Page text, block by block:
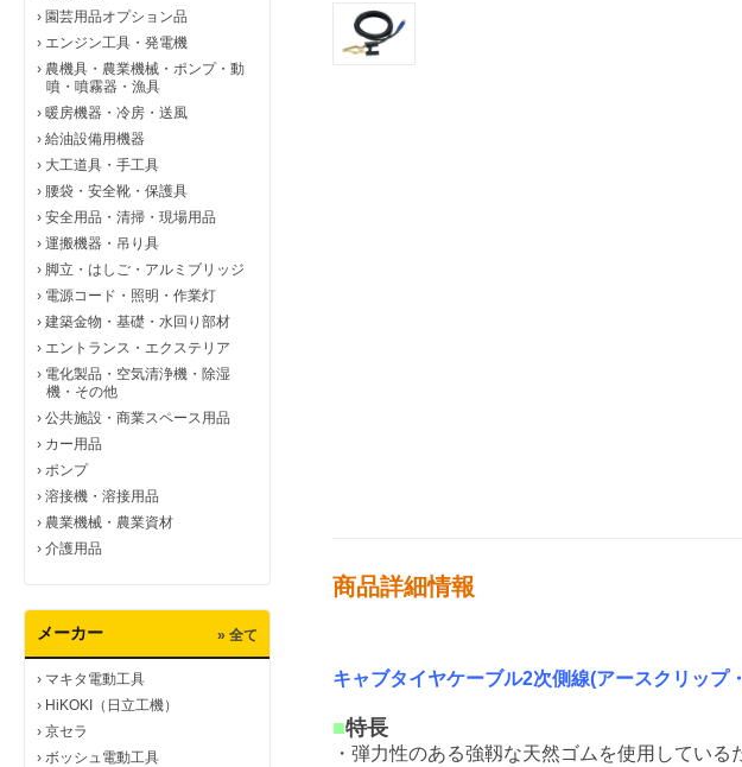
› 園芸用品オプション品
› エンジン工具・発電機
› 農機具・農業機械・ポンプ・動
噴・噴霧器・漁具
› 暖房機器・冷房・送風
› 給油設備用機器
› 大工道具・手工具
› 腰袋・安全靴・保護具
› 安全用品・清掃・現場用品
› 運搬機器・吊り具
› 脚立・はしご・アルミブリッジ
› 電源コード・照明・作業灯
› 建築金物・基礎・水回り部材
› エントランス・エクステリア
› 電化製品・空気清浄機・除湿
機・その他
› 公共施設・商業スペース用品
› カー用品
› ポンプ
› 溶接機・溶接用品
› 農業機械・農業資材
› 介護用品
メーカー » 全て
› マキタ電動工具
› HiKOKI（日立工機）
› 京セラ
› ボッシュ電動工具
商品詳細情報
キャブタイヤケーブル2次側線(アースクリップ
■特長
・弾力性のある強靱な天然ゴムを使用してい